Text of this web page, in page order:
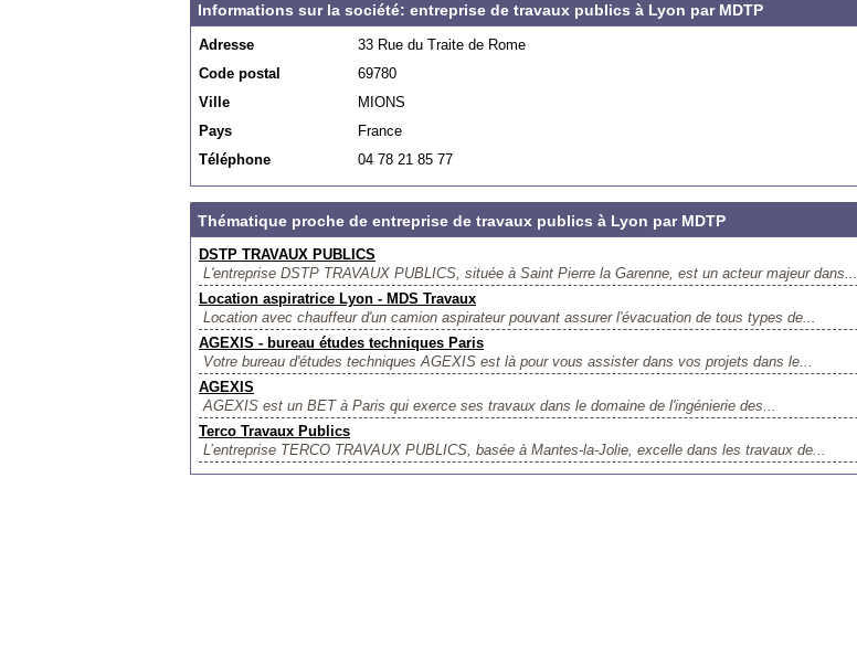
Informations sur la société: entreprise de travaux publics à Lyon par MDTP
Adresse
33 Rue du Traite de Rome
Code postal
69780
Ville
MIONS
Pays
France
Téléphone
04 78 21 85 77
Thématique proche de entreprise de travaux publics à Lyon par MDTP
DSTP TRAVAUX PUBLICS
L'entreprise DSTP TRAVAUX PUBLICS, située à Saint Pierre la Garenne, est un acteur majeur dans...
Location aspiratrice Lyon - MDS Travaux
Location avec chauffeur d'un camion aspirateur pouvant assurer l'évacuation de tous types de...
AGEXIS - bureau études techniques Paris
Votre bureau d'études techniques AGEXIS est là pour vous assister dans vos projets dans le...
AGEXIS
AGEXIS est un BET à Paris qui exerce ses travaux dans le domaine de l'ingénierie des...
Terco Travaux Publics
L’entreprise TERCO TRAVAUX PUBLICS, basée à Mantes-la-Jolie, excelle dans les travaux de...